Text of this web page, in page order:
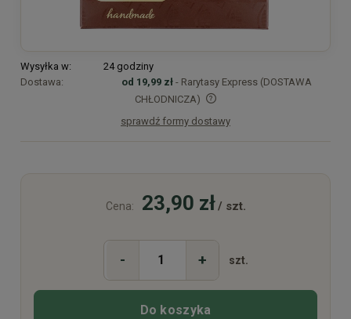
Wysyłka w:
24 godziny
Dostawa:
od 19,99 zł - Rarytasy Express (DOSTAWA
CHŁODNICZA)
Cena nie zawiera ewentualnych kosztów płatności
sprawdź formy dostawy
Cena: 23,90 zł/ szt.
- + szt.
Do koszyka